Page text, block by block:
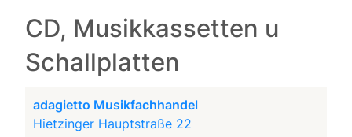
CD, Musikkassetten u
Schallplatten
adagietto Musikfachhandel
Hietzinger Hauptstraße 22